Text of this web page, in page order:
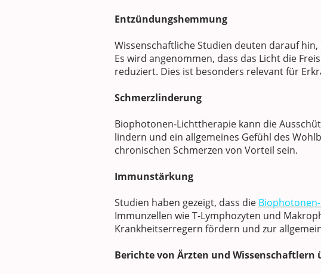
Entzündungshemmung
Wissenschaftliche Studien deuten darauf hin,
Es wird angenommen, dass das Licht die
reduziert. Dies ist besonders relevant für
Schmerzlinderung
Biophotonen-Lichttherapie kann die
lindern und ein allgemeines Gefühl des
chronischen Schmerzen von Vorteil sein.
Immunstärkung
Studien haben gezeigt, dass die
Immunzellen wie T-Lymphozyten und
Krankheitserregern fördern und zur
Berichte von Ärzten und